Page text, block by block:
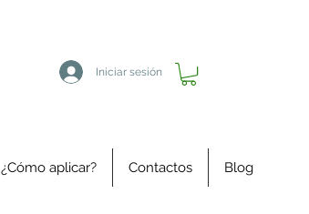
Iniciar sesión
¿Cómo aplicar? Contactos Blog